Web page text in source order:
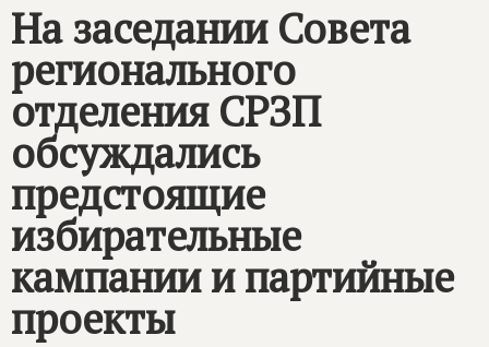
На заседании Совета
регионального
отделения СРЗП
обсуждались
предстоящие
избирательные
кампании и партийные
проекты